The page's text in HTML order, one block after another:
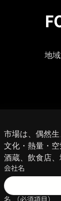
地
市場は、偶然生
文化・熱量・空
酒蔵、飲食店
会社名
名 （必須項目）